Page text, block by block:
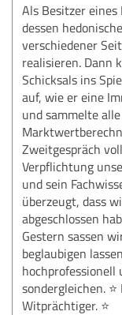
Als Besitzer
dessen
verschiedener
realisieren. Dann
Schicksals ins
auf, wie er eine
und sammelte
Zweitgespräch
Verpflichtung
und sein
überzeugt, dass
abgeschlossen
Gestern sassen
beglaubigen
hochprofessionell
sondergleichen.
Witprächtiger. ⭐️